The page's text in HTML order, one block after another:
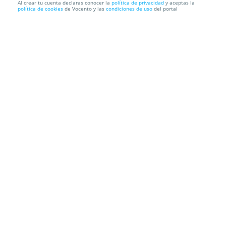
Cafetera espresso manual 15 bar TM Electron
Al crear tu cuenta declaras conocer la política de privacidad y aceptas la
política de cookies de Vocento y las condiciones de uso del portal